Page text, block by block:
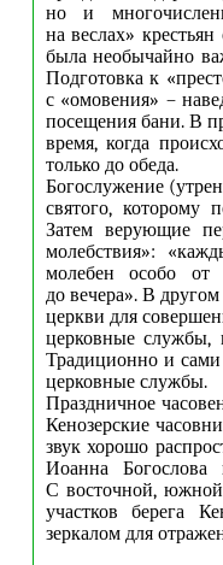
но и
на веслах»
была необычайно
Подготовка к
с «омовения» –
посещения бани. В
время, когда
только до обеда.
Богослужение
святого, которому
Затем верующие
молебствия»:
молебен особо от
до вечера». В
церкви для
церковные службы,
Традиционно и
церковные службы.
Праздничное
Кенозерские
звук хорошо
Иоанна Богослова
С восточной, южной
участков берега
зеркалом для